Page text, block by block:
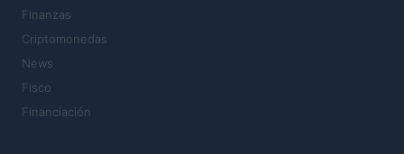
Finanzas
Criptomonedas
News
Fisco
Financiación